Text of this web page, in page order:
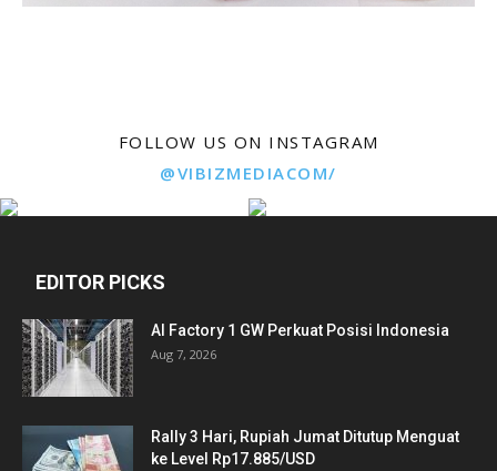
FOLLOW US ON INSTAGRAM
@VIBIZMEDIACOM/
EDITOR PICKS
AI Factory 1 GW Perkuat Posisi Indonesia
Aug 7, 2026
Rally 3 Hari, Rupiah Jumat Ditutup Menguat
ke Level Rp17.885/USD